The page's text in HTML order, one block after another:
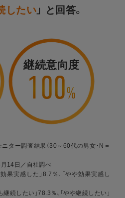
したい 」 と回答。
ター調査結果（30～60代の男女・N＝
14日／自社調べ
果実感した」8.7％、「やや効果実感し
継続したい」78.3％、「やや継続したい」
継続意向度
100%